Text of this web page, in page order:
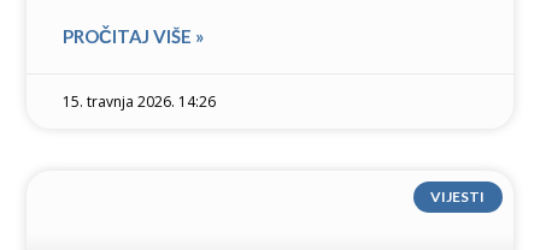
PROČITAJ VIŠE »
15. travnja 2026. 14:26
VIJESTI